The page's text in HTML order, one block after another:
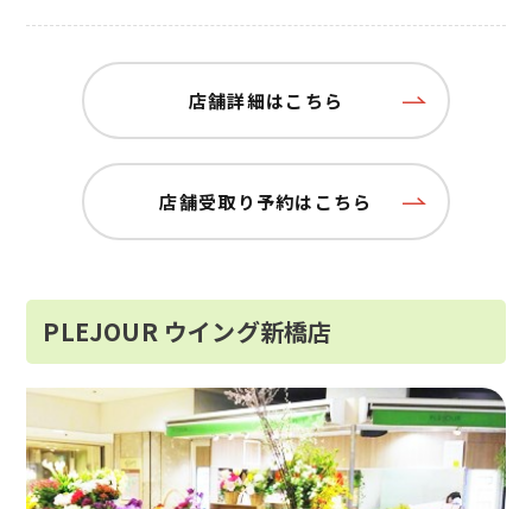
店舗詳細はこちら
店舗受取り予約はこちら
PLEJOUR ウイング新橋店